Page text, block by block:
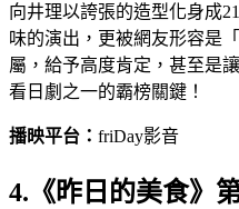
向井理以誇張的造型化身成
味的演出，更被網友形容是
屬，給予高度肯定，甚至是
看日劇之一的霸榜關鍵！
播映平台： friDay影音
4.《昨日的美食》